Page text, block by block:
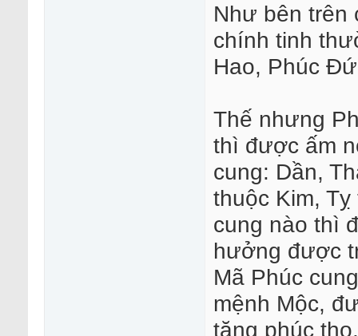
Như bên trên
chính tinh
Hao, Phúc
Thế nhưng
thì được ấm
cung: Dần,
thuộc Kim,
cung nào thì
hưởng được
Mã Phúc
mệnh Mộc,
tăng phúc